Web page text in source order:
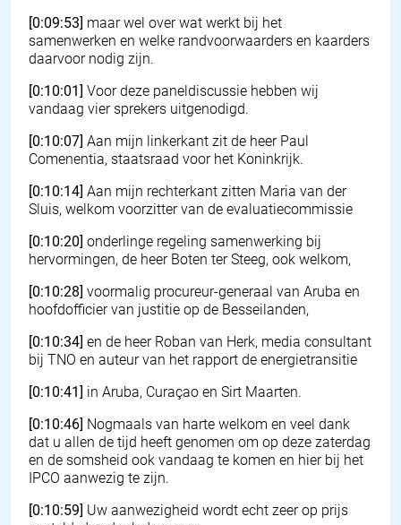
[0:09:53] maar wel over wat werkt bij het
samenwerken en welke randvoorwaarders en kaarders
daarvoor nodig zijn.
[0:10:01] Voor deze paneldiscussie hebben wij
vandaag vier sprekers uitgenodigd.
[0:10:07] Aan mijn linkerkant zit de heer Paul
Comenentia, staatsraad voor het Koninkrijk.
[0:10:14] Aan mijn rechterkant zitten Maria van der
Sluis, welkom voorzitter van de evaluatiecommissie
[0:10:20] onderlinge regeling samenwerking bij
hervormingen, de heer Boten ter Steeg, ook welkom,
[0:10:28] voormalig procureur-generaal van Aruba en
hoofdofficier van justitie op de Besseilanden,
[0:10:34] en de heer Roban van Herk, media consultant
bij TNO en auteur van het rapport de energietransitie
[0:10:41] in Aruba, Curaçao en Sirt Maarten.
[0:10:46] Nogmaals van harte welkom en veel dank
dat u allen de tijd heeft genomen om op deze zaterdag
en de somsheid ook vandaag te komen en hier bij het
IPCO aanwezig te zijn.
[0:10:59] Uw aanwezigheid wordt echt zeer op prijs